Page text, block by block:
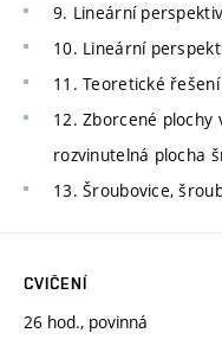
9. Lineární
10. Lineární
11. Teoretické
12. Zborcené plochy
rozvinutelná plocha
13. Šroubovice,
CVIČENÍ
26 hod., povinná